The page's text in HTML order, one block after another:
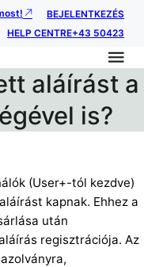
BEJELENTKEZÉS
HELP CENTRE+43 50423
aláírást a
is?
(User+-tól kezdve)
kapnak. Ehhez a
után
regisztrációja. Az